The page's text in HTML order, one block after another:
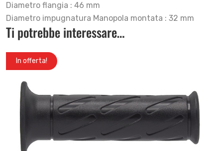
Diametro flangia : 46 mm
Diametro impugnatura Manopola montata : 32 mm
Ti potrebbe interessare…
In offerta!